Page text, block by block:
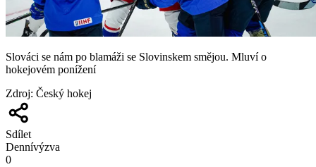
Slováci se nám po blamáži se Slovinskem smějou. Mluví o
hokejovém ponížení
Zdroj: Český hokej
Sdílet
Dennívýzva
0